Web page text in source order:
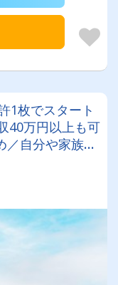
1枚でスタート
40万円以上も可
／自分や家族と
♪ ★一人一台の